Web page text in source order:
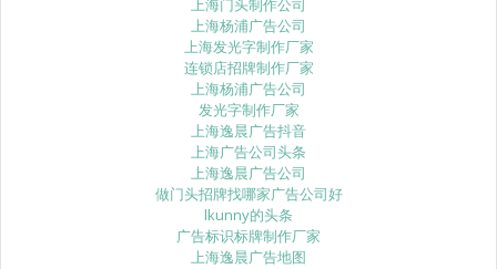
上海门头制作公司
上海杨浦广告公司
上海发光字制作厂家
连锁店招牌制作厂家
上海杨浦广告公司
发光字制作厂家
上海逸晨广告抖音
上海广告公司头条
上海逸晨广告公司
做门头招牌找哪家广告公司好
lkunny的头条
广告标识标牌制作厂家
上海逸晨广告地图